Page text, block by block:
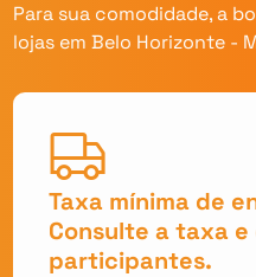
Para sua comodidade, a
lojas em Belo Horizonte -
Taxa mínima de
Consulte a taxa
participantes.